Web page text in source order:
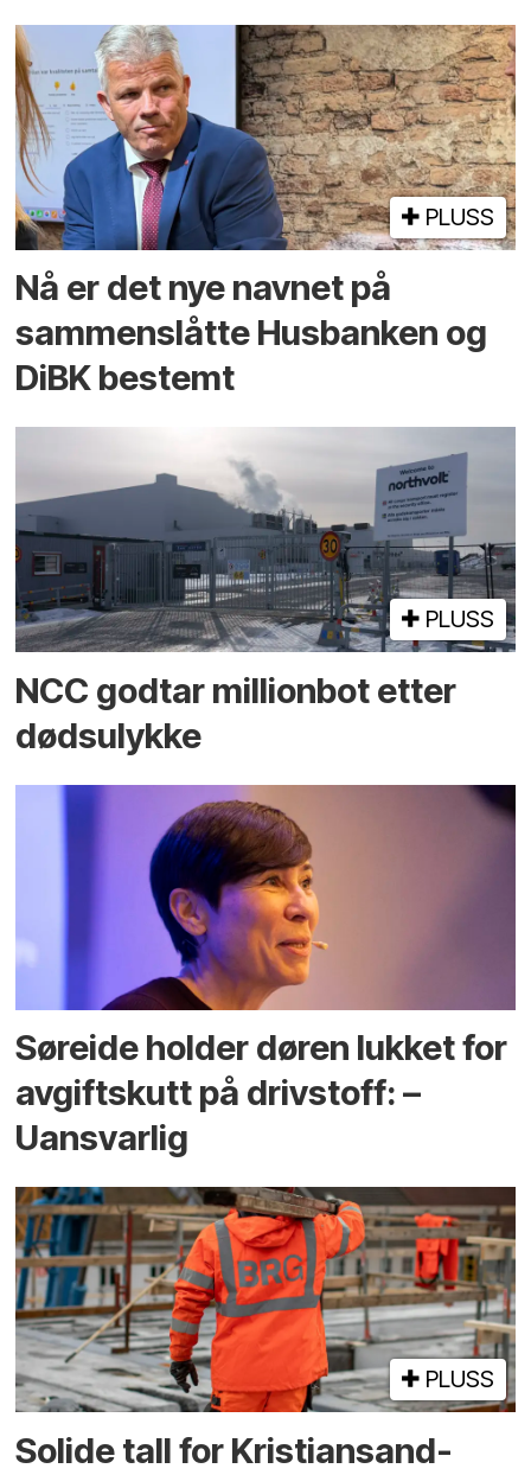
PLUSS
Nå er det nye navnet på
sammenslåtte Husbanken og
DiBK bestemt
PLUSS
NCC godtar millionbot etter
dødsulykke
Søreide holder døren lukket for
avgiftskutt på drivstoff: –
Uansvarlig
PLUSS
Solide tall for Kristiansand-